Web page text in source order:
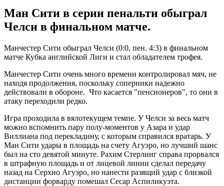
Ман Сити в серии пенальти обыграл
Челси в финальном матче.
Манчестер Сити обыграл Челси (0:0, пен. 4:3) в финальном
матче Кубка английской Лиги и стал обладателем трофея.
Манчестер Сити очень много времени контролировал мяч, не
находя продолжения, поскольку соперники надежно
действовали в обороне. Что касается "пенсионеров", то они в
атаку переходили редко.
Игра проходила в вялотекущем темпе. У Челси за весь матч
можно вспомнить пару полу-моментов у Азара и удар
Виллиана под перекладину, с которым справился вратарь. У
Ман Сити удары в площадь на счету Агуэро, но лучший шанс
был на сто девятой минуте. Рахим Стерлинг справа прорвался
в штрафную площадь и от лицевой линии сделал передачу
назад на Серхио Агуэро, но нанести разящий удар с близкой
дистанции форварду помешал Сесар Аспиликуэта.